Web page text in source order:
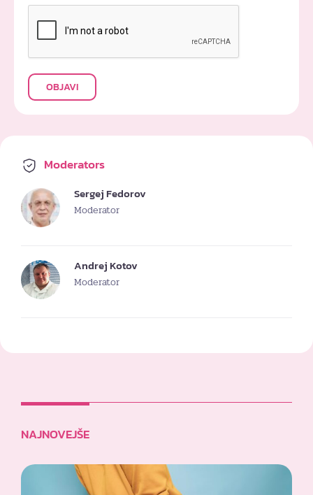
OBJAVI
Moderators
Sergej Fedorov
Moderator
Andrej Kotov
Moderator
NAJNOVEJŠE